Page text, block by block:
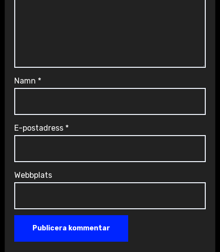
Namn *
E-postadress *
Webbplats